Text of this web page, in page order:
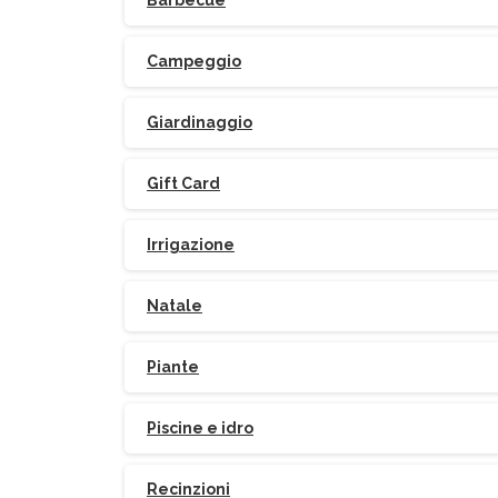
Campeggio
Giardinaggio
Gift Card
Irrigazione
Natale
Piante
Piscine e idro
Recinzioni